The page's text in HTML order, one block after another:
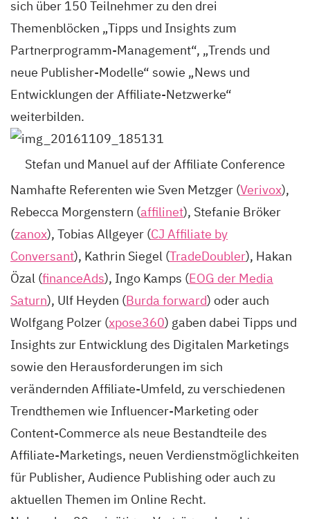
sich über 150 Teilnehmer zu den drei
Themenblöcken „Tipps und Insights zum
Partnerprogramm-Management“, „Trends und
neue Publisher-Modelle“ sowie „News und
Entwicklungen der Affiliate-Netzwerke“
weiterbilden.
Stefan und Manuel auf der Affiliate Conference
Namhafte Referenten wie Sven Metzger (Verivox),
Rebecca Morgenstern (affilinet), Stefanie Bröker
(zanox), Tobias Allgeyer (CJ Affiliate by
Conversant), Kathrin Siegel (TradeDoubler), Hakan
Özal (financeAds), Ingo Kamps (EOG der Media
Saturn), Ulf Heyden (Burda forward) oder auch
Wolfgang Polzer (xpose360) gaben dabei Tipps und
Insights zur Entwicklung des Digitalen Marketings
sowie den Herausforderungen im sich
verändernden Affiliate-Umfeld, zu verschiedenen
Trendthemen wie Influencer-Marketing oder
Content-Commerce als neue Bestandteile des
Affiliate-Marketings, neuen Verdienstmöglichkeiten
für Publisher, Audience Publishing oder auch zu
aktuellen Themen im Online Recht.